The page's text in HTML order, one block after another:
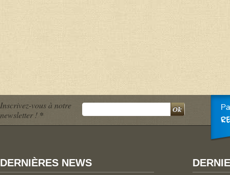
Inscrivez-vous à notre
newsletter ! *
DERNIÈRES NEWS